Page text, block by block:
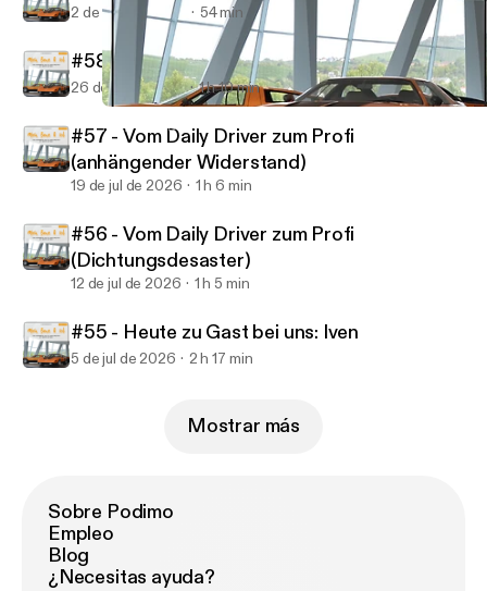
Mein Benz & ich
2 de ago de 2026 54 min
#58 - Vom Daily Driver zum Profi (US210)
26 de jul de 2026 1 h 10 min
#57 - Vom Daily Driver zum Profi
(anhängender Widerstand)
19 de jul de 2026 1 h 6 min
#56 - Vom Daily Driver zum Profi
(Dichtungsdesaster)
12 de jul de 2026 1 h 5 min
#55 - Heute zu Gast bei uns: Iven
5 de jul de 2026 2 h 17 min
Mostrar más
Sobre Podimo
Empleo
Blog
¿Necesitas ayuda?